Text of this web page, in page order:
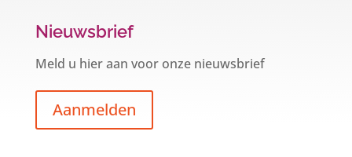
Nieuwsbrief
Meld u hier aan voor onze nieuwsbrief
Aanmelden